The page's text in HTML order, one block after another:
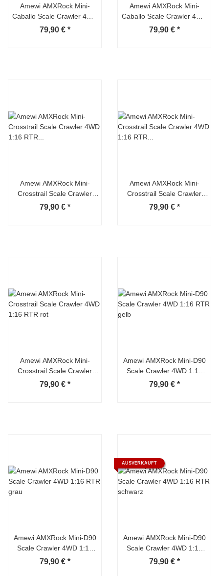
Amewi AMXRock Mini-
Caballo Scale Crawler 4WD
1:16 RTR gelb
79,90 € *
Amewi AMXRock Mini-
Caballo Scale Crawler 4WD
1:16 RTR grau
79,90 € *
Amewi AMXRock Mini-
Crosstrail Scale Crawler
4WD 1:16 RTR grau
79,90 € *
Amewi AMXRock Mini-
Crosstrail Scale Crawler
4WD 1:16 RTR grün
79,90 € *
Amewi AMXRock Mini-
Crosstrail Scale Crawler
4WD 1:16 RTR rot
79,90 € *
Amewi AMXRock Mini-D90
Scale Crawler 4WD 1:16
RTR gelb
79,90 € *
Amewi AMXRock Mini-D90
Scale Crawler 4WD 1:16
RTR grau
79,90 € *
AUSVERKAUFT
Amewi AMXRock Mini-D90
Scale Crawler 4WD 1:16
RTR schwarz
79,90 € *